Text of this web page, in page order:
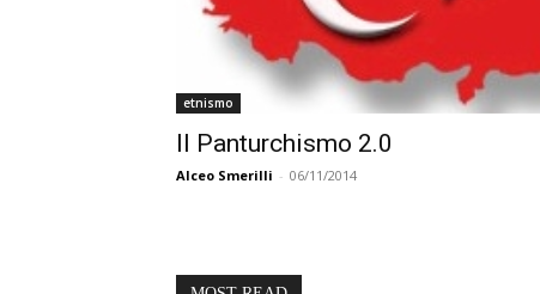
etnismo
Il Panturchismo 2.0
Alceo Smerilli - 06/11/2014